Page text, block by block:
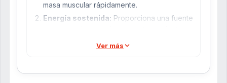
masa muscular rápidamente.
Energía sostenida: Proporciona una fuente
entrenamiento.
Ver más